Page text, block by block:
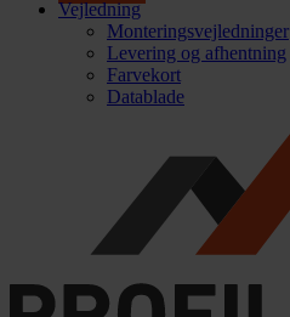
Vejledning
Monteringsvejledninger
Levering og afhentning
Farvekort
Datablade